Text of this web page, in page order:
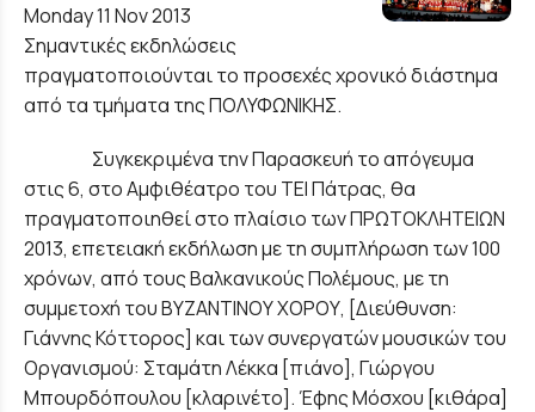
Monday 11 Nov 2013
Σημαντικές εκδηλώσεις
πραγματοποιούνται το προσεχές χρονικό διάστημα
από τα τμήματα της ΠΟΛΥΦΩΝΙΚΗΣ.
Συγκεκριμένα την Παρασκευή το απόγευμα
στις 6, στο Αμφιθέατρο του ΤΕΙ Πάτρας, θα
πραγματοποιηθεί στο πλαίσιο των ΠΡΩΤΟΚΛΗΤΕΙΩΝ
2013, επετειακή εκδήλωση με τη συμπλήρωση των 100
χρόνων, από τους Βαλκανικούς Πολέμους, με τη
συμμετοχή του ΒΥΖΑΝΤΙΝΟΥ ΧΟΡΟΥ, [Διεύθυνση:
Γιάννης Κόττορος] και των συνεργατών μουσικών του
Οργανισμού: Σταμάτη Λέκκα [πιάνο], Γιώργου
Μπουρδόπουλου [κλαρινέτο]. Έφης Μόσχου [κιθάρα]